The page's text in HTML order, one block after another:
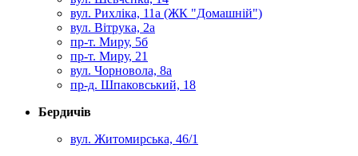
вул. Рихліка, 11а (ЖК "Домашній")
вул. Вітрука, 2а
пр-т. Миру, 5б
пр-т. Миру, 21
вул. Чорновола, 8а
пр-д. Шпаковський, 18
Бердичів
вул. Житомирська, 46/1